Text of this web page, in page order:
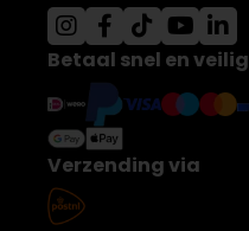
Betaal snel en veilig
Verzending via